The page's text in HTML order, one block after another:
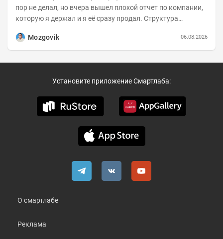
пор не делал, но вчера вышел плохой отчет по компании,
которую я держал и я её сразу продал. Структура
Mozgovik
06.08.2026
Установите приложение Смартлаба:
О смартлабе
Реклама